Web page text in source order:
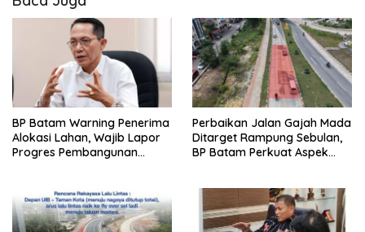
BP Batam Warning Penerima
Alokasi Lahan, Wajib Lapor
Progres Pembangunan
Perbaikan Jalan Gajah Mada
Ditarget Rampung Sebulan,
BP Batam Perkuat Aspek